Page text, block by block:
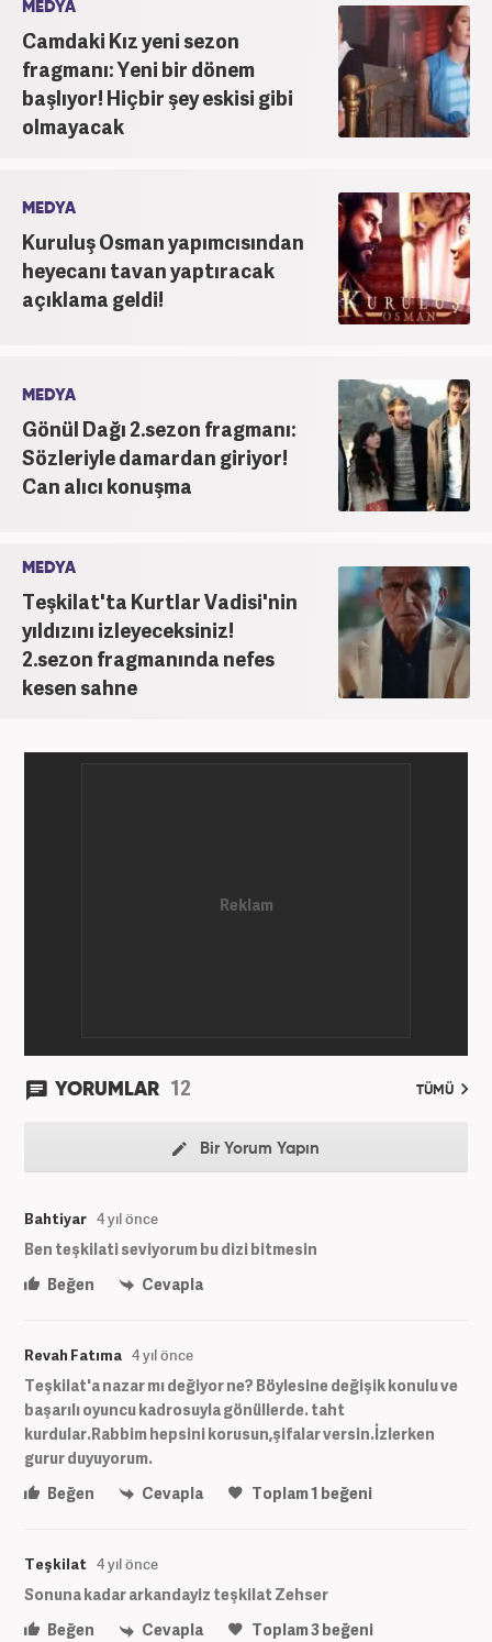
MEDYA
Camdaki Kız yeni sezon
fragmanı: Yeni bir dönem
başlıyor! Hiçbir şey eskisi gibi
olmayacak
MEDYA
Kuruluş Osman yapımcısından
heyecanı tavan yaptıracak
açıklama geldi!
MEDYA
Gönül Dağı 2.sezon fragmanı:
Sözleriyle damardan giriyor!
Can alıcı konuşma
MEDYA
Teşkilat'ta Kurtlar Vadisi'nin
yıldızını izleyeceksiniz!
2.sezon fragmanında nefes
kesen sahne
YORUMLAR 12 TÜMÜ
Bir Yorum Yapın
Bahtiyar 4 yıl önce
Ben teşkilati seviyorum bu dizi bitmesin
Beğen
Cevapla
Revah Fatıma 4 yıl önce
Teşkilat'a nazar mı değiyor ne? Böylesine değişik konulu ve
başarılı oyuncu kadrosuyla gönüllerde. taht
kurdular.Rabbim hepsini korusun,şifalar versin.İzlerken
gurur duyuyorum.
Beğen
Cevapla Toplam1 beğeni
Teşkilat 4 yıl önce
Sonuna kadar arkandayiz teşkilat Zehser
Beğen
Cevapla Toplam3beğeni